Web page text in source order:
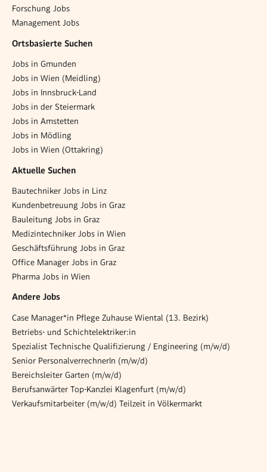
Forschung Jobs
Management Jobs
Ortsbasierte Suchen
Jobs in Gmunden
Jobs in Wien (Meidling)
Jobs in Innsbruck-Land
Jobs in der Steiermark
Jobs in Amstetten
Jobs in Mödling
Jobs in Wien (Ottakring)
Aktuelle Suchen
Bautechniker Jobs in Linz
Kundenbetreuung Jobs in Graz
Bauleitung Jobs in Graz
Medizintechniker Jobs in Wien
Geschäftsführung Jobs in Graz
Office Manager Jobs in Graz
Pharma Jobs in Wien
Andere Jobs
Case Manager*in Pflege Zuhause Wiental (13. Bezirk)
Betriebs- und Schichtelektriker:in
Spezialist Technische Qualifizierung / Engineering (m/w/d)
Senior PersonalverrechnerIn (m/w/d)
Bereichsleiter Garten (m/w/d)
Berufsanwärter Top-Kanzlei Klagenfurt (m/w/d)
Verkaufsmitarbeiter (m/w/d) Teilzeit in Völkermarkt